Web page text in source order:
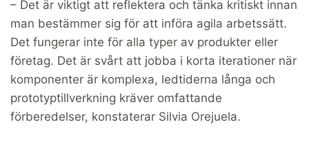
– Det är viktigt att reflektera och tänka kritiskt innan
man bestämmer sig för att införa agila arbetssätt.
Det fungerar inte för alla typer av produkter eller
företag. Det är svårt att jobba i korta iterationer när
komponenter är komplexa, ledtiderna långa och
prototyptillverkning kräver omfattande
förberedelser, konstaterar Silvia Orejuela.